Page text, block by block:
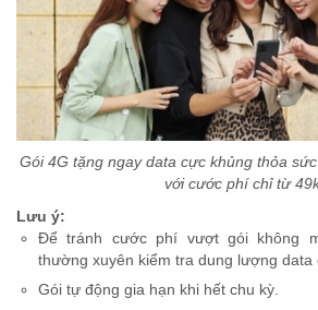
Gói 4G tặng ngay data cực khủng thỏa
với cước phí chỉ từ
Lưu ý:
Để tránh cước phí vượt gói không
thường xuyên kiểm tra dung lượng data
Gói tự động gia hạn khi hết chu kỳ.